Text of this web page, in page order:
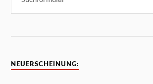
NEUERSCHEINUNG: